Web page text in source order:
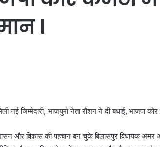
l
नई जिम्मेदारी, भाजयुमो नेता रौशन ने दी बधाई, भाजपा
और विकास की पहचान बन चुके बिलासपुर विधायक अमर